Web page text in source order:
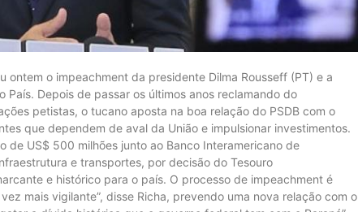
ontem o impeachment da presidente Dilma Rousseff (PT) e a
País. Depois de passar os últimos anos reclamando do
petistas, o tucano aposta na boa relação do PSDB com o
que dependem de aval da União e impulsionar investimentos.
de US$ 500 milhões junto ao Banco Interamericano de
e transportes, por decisão do Tesouro
e histórico para o país. O processo de impeachment é
mais vigilante”, disse Richa, prevendo uma nova relação com o